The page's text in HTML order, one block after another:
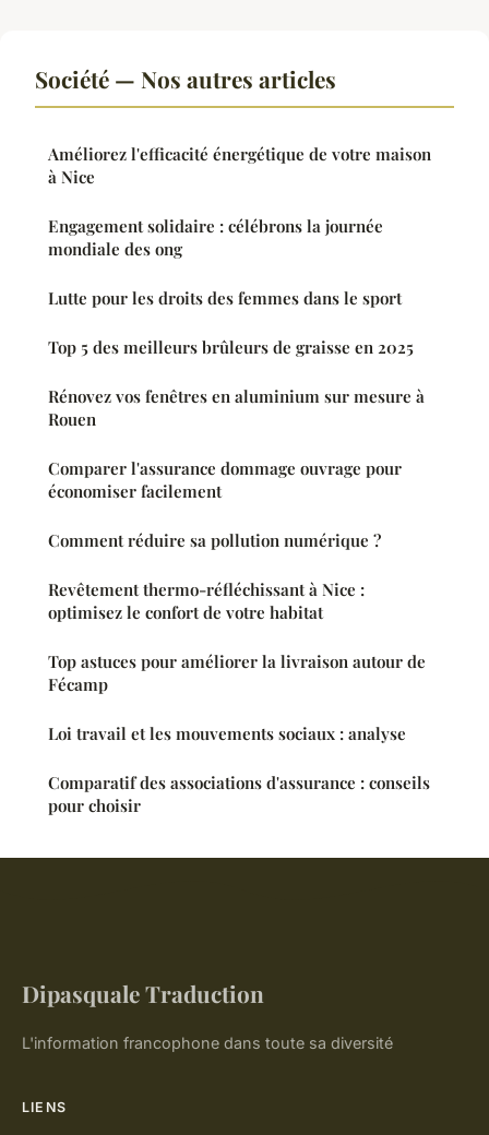
Société — Nos autres articles
Améliorez l'efficacité énergétique de votre maison
à Nice
Engagement solidaire : célébrons la journée
mondiale des ong
Lutte pour les droits des femmes dans le sport
Top 5 des meilleurs brûleurs de graisse en 2025
Rénovez vos fenêtres en aluminium sur mesure à
Rouen
Comparer l'assurance dommage ouvrage pour
économiser facilement
Comment réduire sa pollution numérique ?
Revêtement thermo-réfléchissant à Nice :
optimisez le confort de votre habitat
Top astuces pour améliorer la livraison autour de
Fécamp
Loi travail et les mouvements sociaux : analyse
Comparatif des associations d'assurance : conseils
pour choisir
Dipasquale Traduction
L'information francophone dans toute sa diversité
LIENS